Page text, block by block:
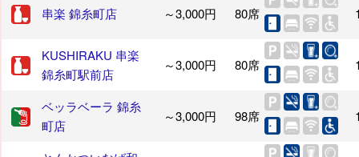
串楽 錦糸町店 ～3,000円 80席
KUSHIRAKU 串楽
錦糸町駅前店
～3,000円 80席
ベッラベーラ 錦糸
町店
～3,000円 98席